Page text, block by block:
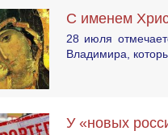
С именем
28 июля
Владимира,
У «новых